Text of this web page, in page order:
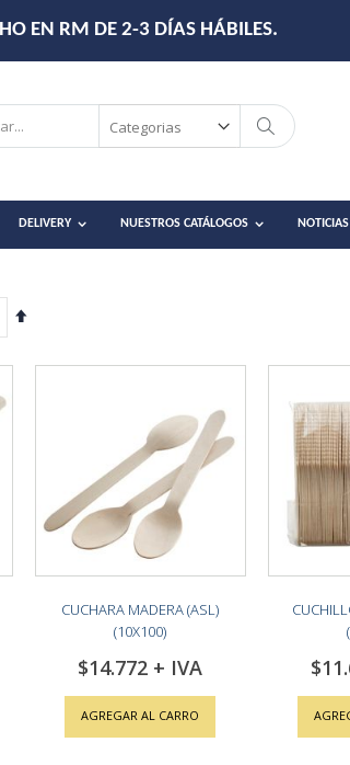
EN RM DE 2-3 DÍAS HÁBILES.
DELIVERY NUESTROS CATÁLOGOS NOTICIAS
CUCHARA MADERA (ASL)
(10X100)
$14.772
AGREGAR AL CARRO